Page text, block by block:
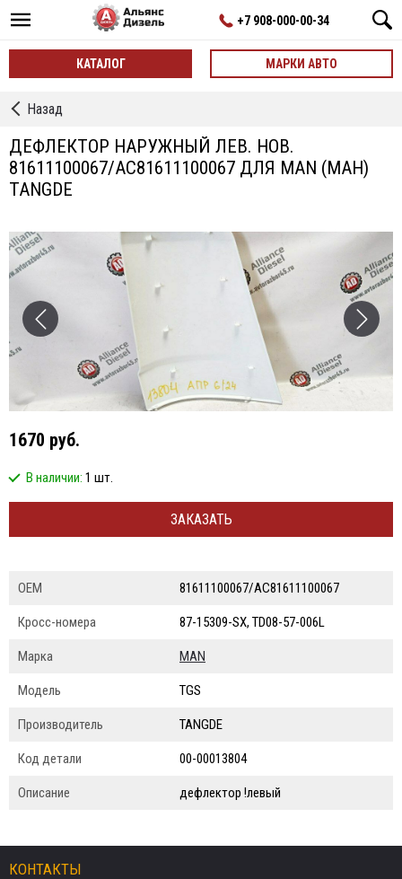
+7 908-000-00-34
КАТАЛОГ МАРКИ АВТО
←
Углы
Кабины
Назад
ДЕФЛЕКТОР НАРУЖНЫЙ ЛЕВ. НОВ.
81611100067/AC81611100067 ДЛЯ MAN (МАН)
TANGDE
1670 руб.
В наличии: 1 шт.
ЗАКАЗАТЬ
ОЕМ 81611100067/AC81611100067
Кросс-номера 87-15309-SX, TD08-57-006L
Марка MAN
Модель TGS
Производитель TANGDE
Код детали 00-00013804
Описание дефлектор !левый
КОНТАКТЫ